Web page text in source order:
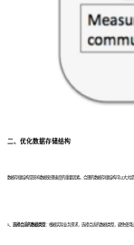
二、优化数据存储结构
数据存储结构是影响数据处理速度的重要因素。合理的数据存储结构可以大大
1、选择合适的数据类型： 根据实际业务需求，选择合适的数据类型，避免使用